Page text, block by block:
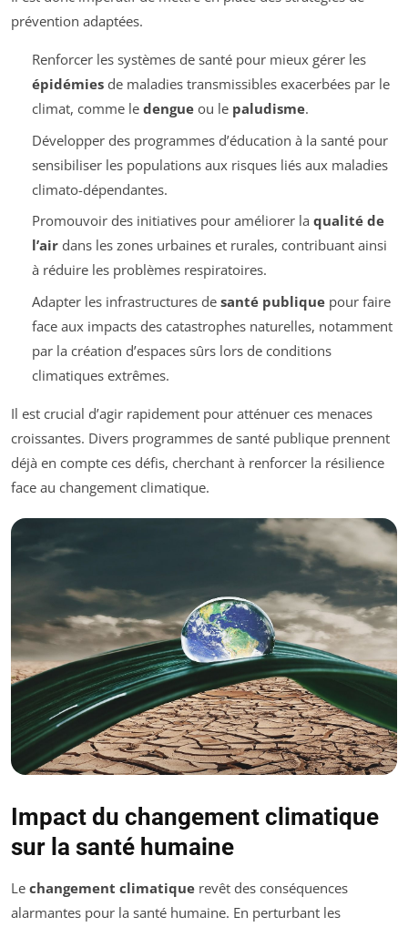
prévention adaptées.
Renforcer les systèmes de santé pour mieux gérer les
épidémiesde maladies transmissibles exacerbées par le
climat, comme le dengueou le paludisme.
Développer des programmes d’éducation à la santé pour
sensibiliser les populations aux risques liés aux maladies
climato-dépendantes.
Promouvoir des initiatives pour améliorer la qualité de
l’airdans les zones urbaines et rurales, contribuant ainsi
à réduire les problèmes respiratoires.
Adapter les infrastructures de santé publiquepour faire
face aux impacts des catastrophes naturelles, notamment
par la création d’espaces sûrs lors de conditions
climatiques extrêmes.
Il est crucial d’agir rapidement pour atténuer ces menaces
croissantes. Divers programmes de santé publique prennent
déjà en compte ces défis, cherchant à renforcer la résilience
face au changement climatique.
Impact du changement climatique
sur la santé humaine
Le changement climatique revêt des conséquences
alarmantes pour la santé humaine. En perturbant les